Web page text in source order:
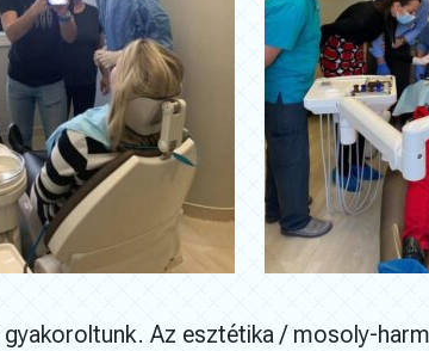
Az esztétika / mosoly-